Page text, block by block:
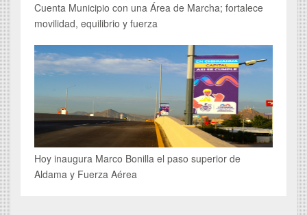
Cuenta Municipio con una Área de Marcha; fortalece
movilidad, equilibrio y fuerza
Hoy inaugura Marco Bonilla el paso superior de
Aldama y Fuerza Aérea